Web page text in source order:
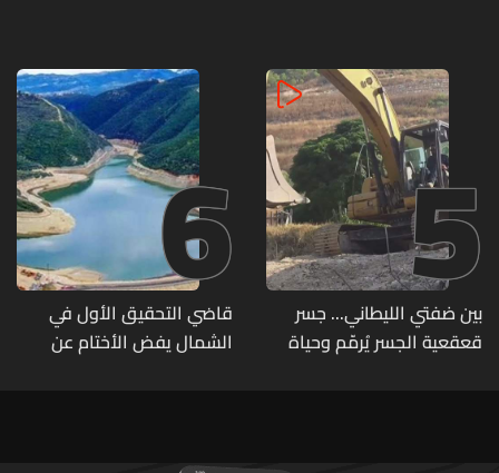
مزروعة بالماريجوانا
5
بين ضفتي الليطاني... جسر
قعقعية الجسر يُرمّم وحياة
6
قاضي التحقيق الأول في
الشمال يفض الأختام عن